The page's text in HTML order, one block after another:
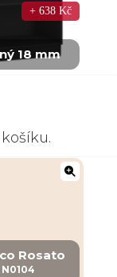
18 mm
+ 638 Kč
Rosato
N0104